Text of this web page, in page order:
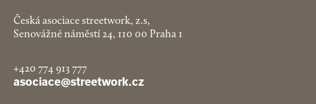
Česká asociace streetwork, z.s,
Senovážné náměstí 24, 110 00 Praha 1
+420 774 913 777
asociace@streetwork.cz